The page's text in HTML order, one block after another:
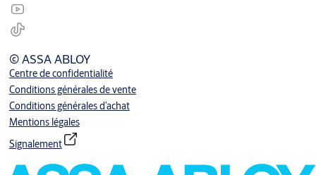
© ASSA ABLOY
Centre de confidentialité
Conditions générales de vente
Conditions générales d’achat
Mentions légales
Signalement